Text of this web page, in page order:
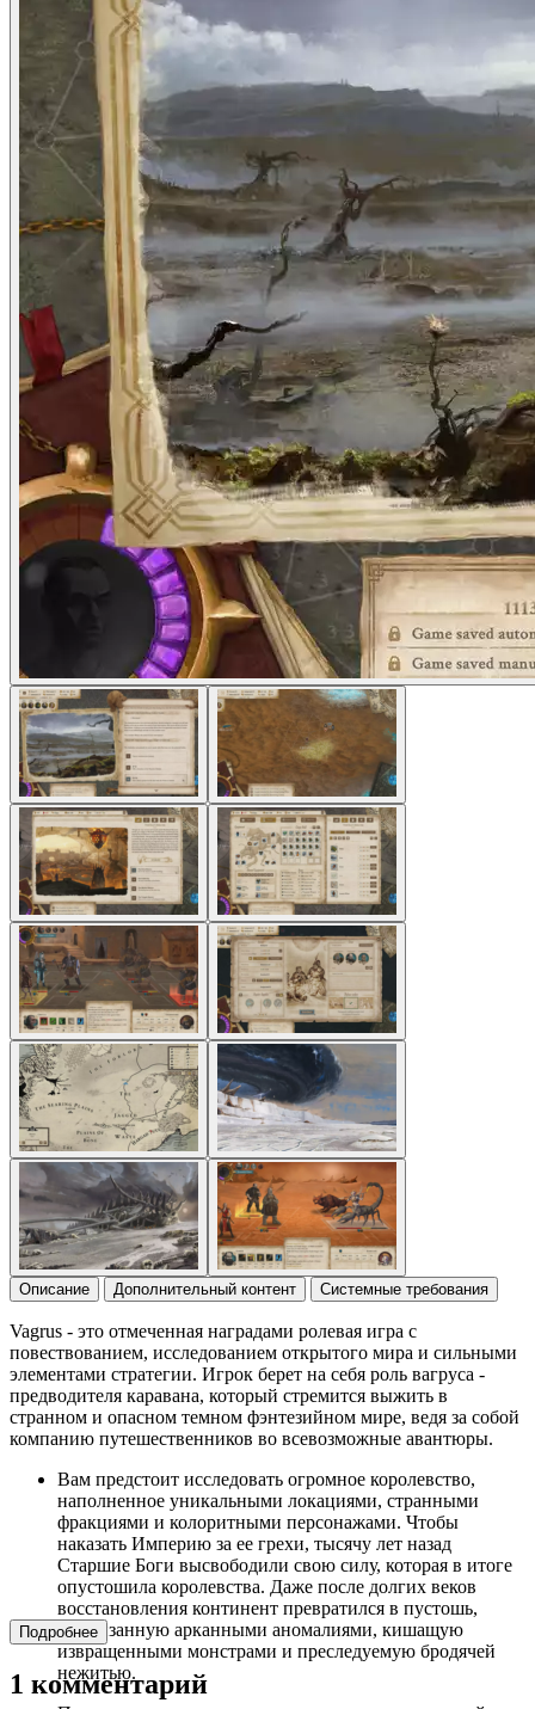
Описание Дополнительный контент Системные требования
Vagrus - это отмеченная наградами ролевая игра с
повествованием, исследованием открытого мира и сильными
элементами стратегии. Игрок берет на себя роль вагруса -
предводителя каравана, который стремится выжить в
странном и опасном темном фэнтезийном мире, ведя за собой
компанию путешественников во всевозможные авантюры.
Вам предстоит исследовать огромное королевство,
наполненное уникальными локациями, странными
фракциями и колоритными персонажами. Чтобы
наказать Империю за ее грехи, тысячу лет назад
Старшие Боги высвободили свою силу, которая в итоге
опустошила королевства. Даже после долгих веков
восстановления континент превратился в пустошь,
пронизанную арканными аномалиями, кишащую
извращенными монстрами и преследуемую бродячей
нежитью.
Подробнее
1 комментарий